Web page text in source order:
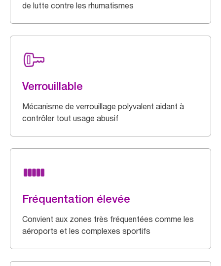
de lutte contre les rhumatismes
Verrouillable
Mécanisme de verrouillage polyvalent aidant à
contrôler tout usage abusif
Fréquentation élevée
Convient aux zones très fréquentées comme les
aéroports et les complexes sportifs